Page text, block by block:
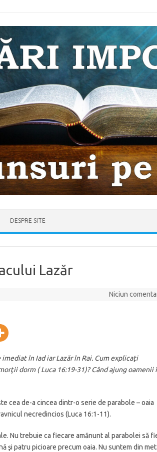
DESPRE SITE
Lazăr
Niciun
în Iad iar Lazăr în Rai. Cum explicaţi
dorm ( Luca 16:19-31)? Când ajung oamenii
cea de-a cincea dintr-o serie de parabole – oaia
necredincios (Luca 16:1-11).
Nu trebuie ca fiecare amănunt al parabolei să
şi patru picioare precum oaia. Nu suntem din